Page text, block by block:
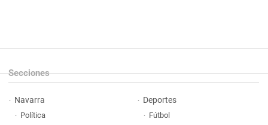
Secciones
Navarra
Política
Deportes
Fútbol